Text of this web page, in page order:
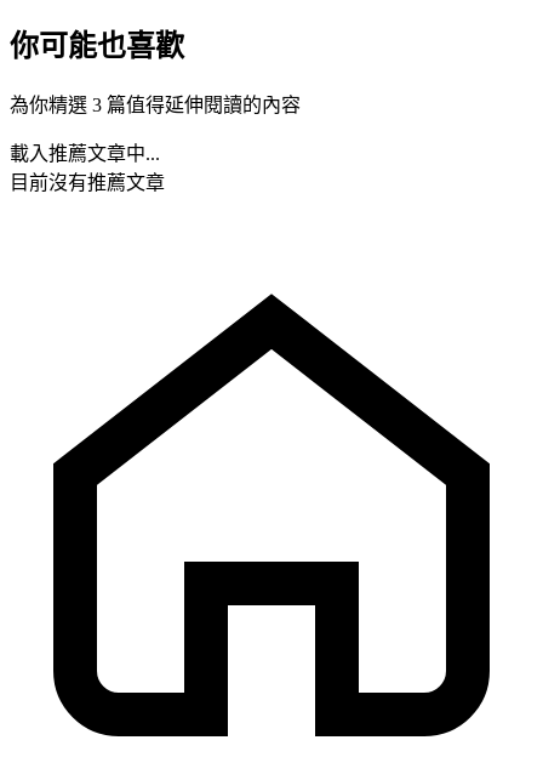
你可能也喜歡
為你精選 3 篇值得延伸閱讀的內容
載入推薦文章中...
目前沒有推薦文章